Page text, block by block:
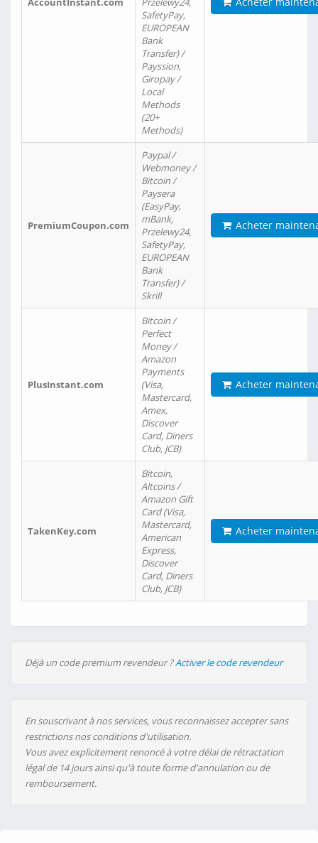
SafetyPay,
EUROPEAN
Bank
Transfer) /
Payssion,
Giropay /
Local
Methods
(20+
Methods)
PremiumCoupon.com
Paypal /
Webmoney /
Bitcoin /
Paysera
(EasyPay,
mBank,
Przelewy24,
SafetyPay,
EUROPEAN
Bank
Transfer) /
Skrill
Acheter
PlusInstant.com
Bitcoin /
Perfect
Money /
Amazon
Payments
(Visa,
Mastercard,
Amex,
Discover
Card, Diners
Club, JCB)
Acheter
TakenKey.com
Bitcoin,
Altcoins /
Amazon Gift
Card (Visa,
Mastercard,
American
Express,
Discover
Card, Diners
Club, JCB)
Acheter
Déjà un code premium revendeur ?Activer le code revendeur
En souscrivant à nos services, vous reconnaissez accepter sans
restrictions nos conditions d'utilisation.
Vous avez explicitement renoncé à votre délai de rétractation
légal de 14 jours ainsi qu'à toute forme d'annulation ou de
remboursement.